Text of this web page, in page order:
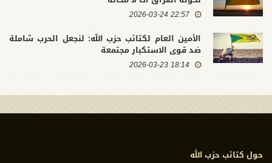
22:57 2026-03-24
الأمين العام لكتائب حزب الله: لنجعل الحرب شاملة
ضد قوى الاستكبار مجتمعة
18:14 2026-03-23
حول كتائب حزب الله